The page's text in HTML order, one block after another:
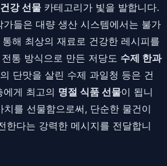
강 선물 카테고리가 빛을 발합니다.
들은 대량 생산 시스템에서는 불가
해 최상의 재료로 건강한 레시피를
통 방식으로 만든 저당도 수제 한과
단맛을 살린 수제 과일청 등은 건
게 최고의 명절 식품 선물이 됩니
를 선물함으로써, 단순한 물건이
한다는 강력한 메시지를 전달합니